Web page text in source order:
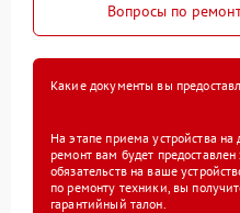
Вопросы по
Какие документы вы
На этапе приема устройства
ремонт вам будет
обязательств на ваше
по ремонту техники, вы
гарантийный талон.